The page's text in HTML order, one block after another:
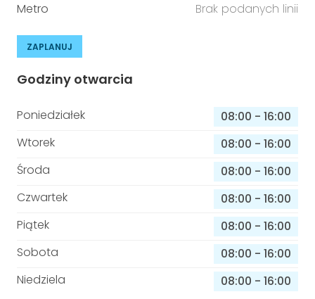
Metro
Brak podanych linii
ZAPLANUJ
Godziny otwarcia
Poniedziałek 08:00 - 16:00
Wtorek
08:00 - 16:00
Środa
08:00 - 16:00
Czwartek
08:00 - 16:00
Piątek
08:00 - 16:00
Sobota
08:00 - 16:00
Niedziela
08:00 - 16:00